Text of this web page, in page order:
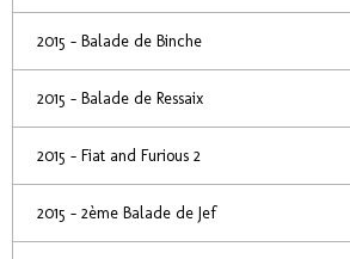
2015 - Balade de Binche
2015 - Balade de Ressaix
2015 - Fiat and Furious 2
2015 - 2ème Balade de Jef